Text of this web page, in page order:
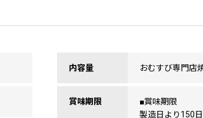
内容量 おむすび専門店
賞味期限
■賞味期限
製造日より150日